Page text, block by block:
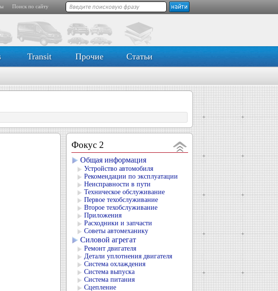
Поиск по сайту
Transit Прочие Статьи
Фокус 2
Общая информация
Устройство автомобиля
Рекомендации по эксплуатации
Неисправности в пути
Техническое обслуживание
Первое техобслуживание
Второе техобслуживание
Приложения
Расходники и запчасти
Советы автомеханику
Силовой агрегат
Ремонт двигателя
Детали уплотнения двигателя
Система охлаждения
Система выпуска
Система питания
Сцепление